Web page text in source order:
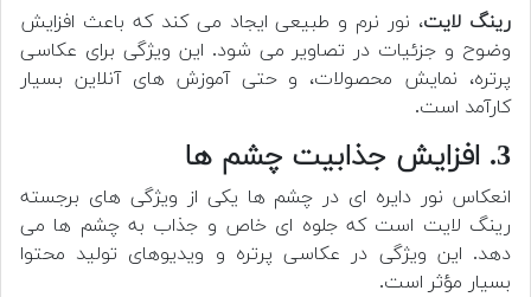
رینگ لایت، نور نرم و طبیعی ایجاد می کند که باعث افزایش
وضوح و جزئیات در تصاویر می شود. این ویژگی برای عکاسی
پرتره، نمایش محصولات، و حتی آموزش های آنلاین بسیار
کارآمد است.
3. افزایش جذابیت چشم ها
انعکاس نور دایره ای در چشم ها یکی از ویژگی های برجسته
رینگ لایت است که جلوه ای خاص و جذاب به چشم ها می
دهد. این ویژگی در عکاسی پرتره و ویدیوهای تولید محتوا
بسیار مؤثر است.